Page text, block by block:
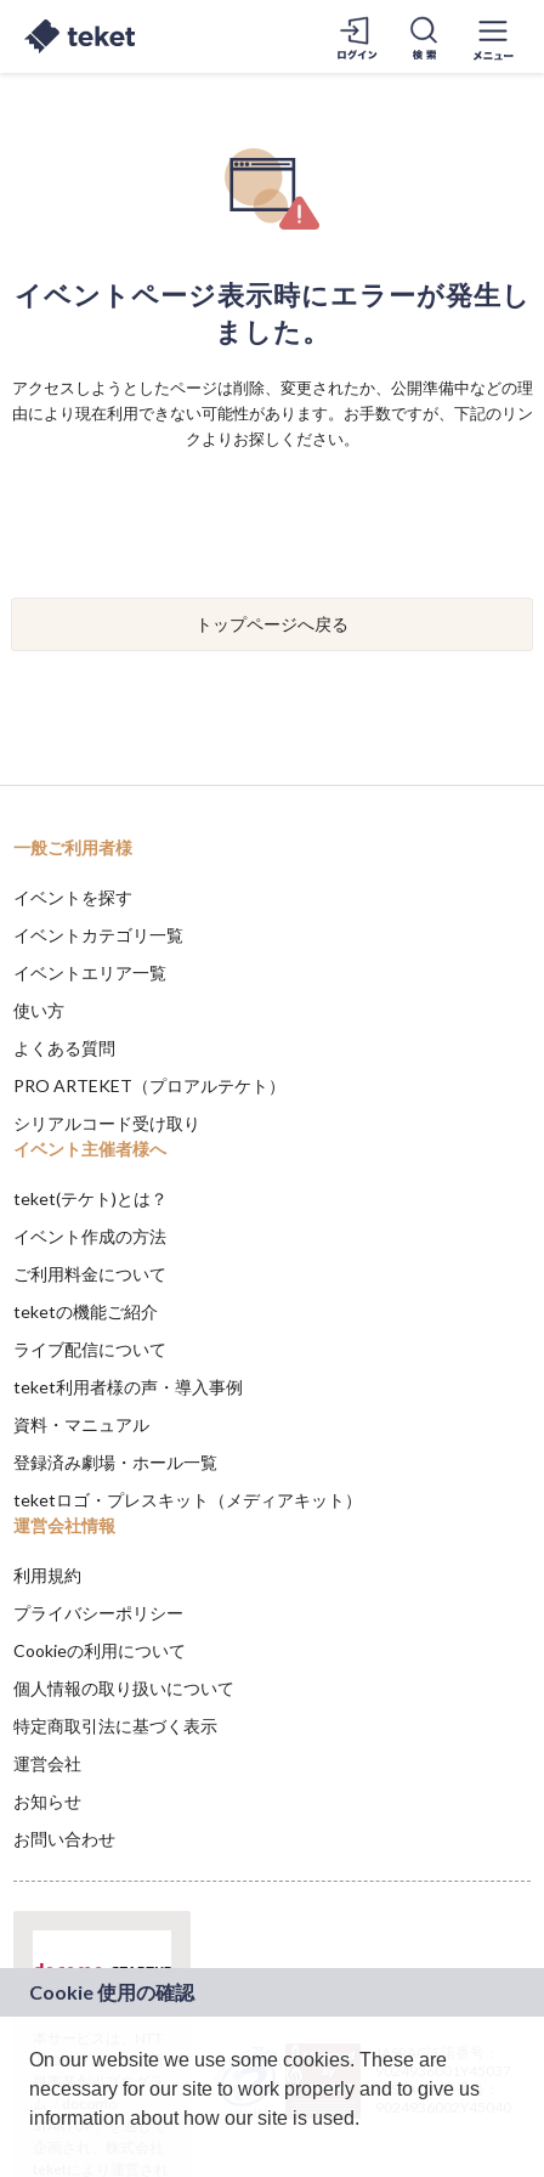
イベントページ表示時にエラーが発生し
ました。
アクセスしようとしたページは削除、変更されたか、公開準備中などの理
由により現在利用できない可能性があります。お手数ですが、下記のリン
クよりお探しください。
トップページへ戻る
一般ご利用者様
イベントを探す
イベントカテゴリ一覧
イベントエリア一覧
使い方
よくある質問
PRO ARTEKET（プロアルテケト）
シリアルコード受け取り
イベント主催者様へ
teket(テケト)とは？
イベント作成の方法
ご利用料金について
teketの機能ご紹介
ライブ配信について
teket利用者様の声・導入事例
資料・マニュアル
登録済み劇場・ホール一覧
teketロゴ・プレスキット（メディアキット）
運営会社情報
利用規約
プライバシーポリシー
Cookieの利用について
個人情報の取り扱いについて
特定商取引法に基づく表示
運営会社
お知らせ
お問い合わせ
ドコモグループの新
規事業創出プログラ
ム「docomo
STARTUP」を通じて
JASRAC許諾番号：
9024936001Y45037
JASRAC許諾番号：
On our website we use some cookies. These are
necessary for our site to work properly and to give us
information about how our site is used.